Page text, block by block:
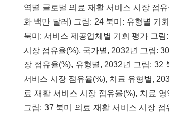
역별 글로벌 의료 재활 서비스 시장 점
화 백만 달러) 그림: 24 북미: 유형별 기
북미: 서비스 제공업체별 기회 평가 그
시장 점유율(%), 국가별, 2032년 그림:
장 점유율(%), 유형별, 2032년 그림: 32
서비스 시장 점유율(%), 치료 유형별,
료 재활 서비스 시장 점유율(%), 치료
그림: 37 북미 의료 재활 서비스 시장